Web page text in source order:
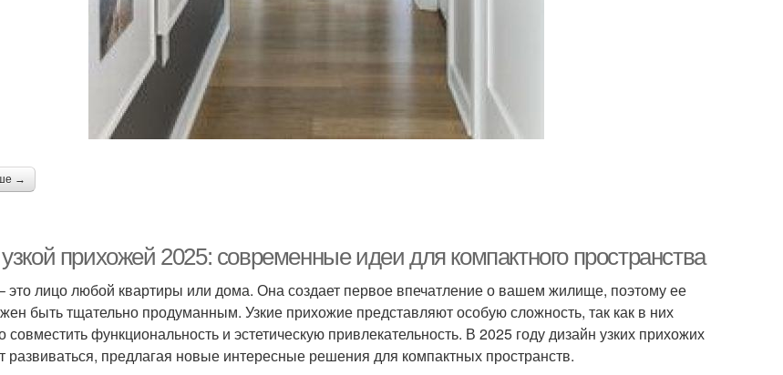
→
прихожей 2025: современные идеи для компактного пространства
это лицо любой квартиры или дома. Она создает первое впечатление о вашем жилище, поэтому ее
быть тщательно продуманным. Узкие прихожие представляют особую сложность, так как в них
совместить функциональность и эстетическую привлекательность. В 2025 году дизайн узких прихожих
развиваться, предлагая новые интересные решения для компактных пространств.